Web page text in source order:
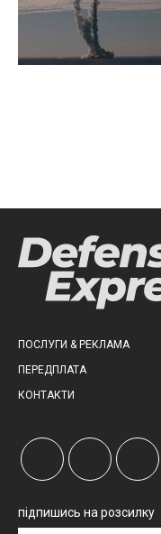
ПОСЛУГИ & РЕКЛАМА
ПЕРЕДПЛАТА
КОНТАКТИ
підпишись на розсилку